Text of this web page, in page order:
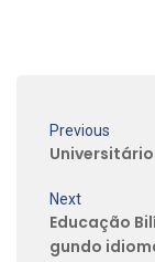
Previous
Next
Educação
gundo